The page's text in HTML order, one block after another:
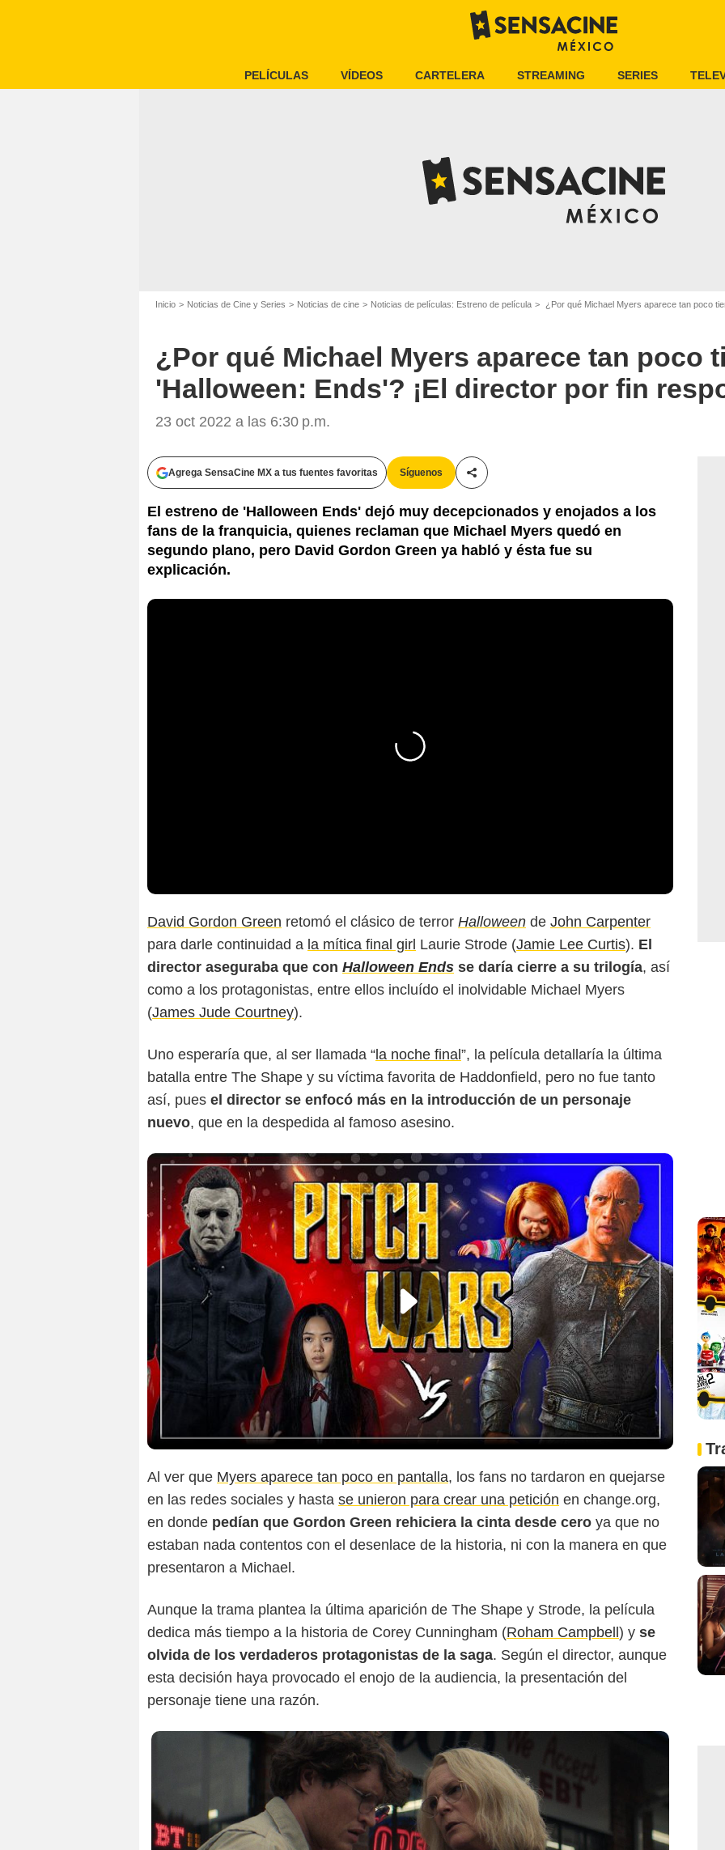
PELÍCULAS VÍDEOS CARTELERA STREAMING SERIES
Inicio Noticias de Cine y Series Noticias de cine Noticias de películas: Estreno de película ¿Por qué Michael Myers aparece tan poco
¿Por qué Michael Myers aparece tan poco
'Halloween: Ends'? ¡El director por fin
23 oct 2022 a las 6:30 p.m.
Agrega SensaCine MX a tus fuentes favoritas Síguenos
Compartir esta noticia
El estreno de 'Halloween Ends' dejó muy decepcionados y enojados a los
fans de la franquicia, quienes reclaman que Michael Myers quedó en
segundo plano, pero David Gordon Green ya habló y ésta fue su
explicación.
David Gordon Green retomó el clásico de terror Halloween de John Carpenter
para darle continuidad a la mítica final girl Laurie Strode (Jamie Lee Curtis). El
director aseguraba que con Halloween Ends se daría cierre a su trilogía, así
como a los protagonistas, entre ellos incluído el inolvidable Michael Myers
(James Jude Courtney).
Uno esperaría que, al ser llamada “ la noche final ”, la película detallaría la última
batalla entre The Shape y su víctima favorita de Haddonfield, pero no fue tanto
así, pues el director se enfocó más en la introducción de un personaje
nuevo, que en la despedida al famoso asesino.
Al ver que Myers aparece tan poco en pantalla, los fans no tardaron en quejarse
en las redes sociales y hasta se unieron para crear una petición en change.org,
en donde pedían que Gordon Green rehiciera la cinta desde cero ya que no
estaban nada contentos con el desenlace de la historia, ni con la manera en que
presentaron a Michael.
Aunque la trama plantea la última aparición de The Shape y Strode, la película
dedica más tiempo a la historia de Corey Cunningham (Roham Campbell ) y se
olvida de los verdaderos protagonistas de la saga. Según el director, aunque
esta decisión haya provocado el enojo de la audiencia, la presentación del
personaje tiene una razón.
Universal Pictures